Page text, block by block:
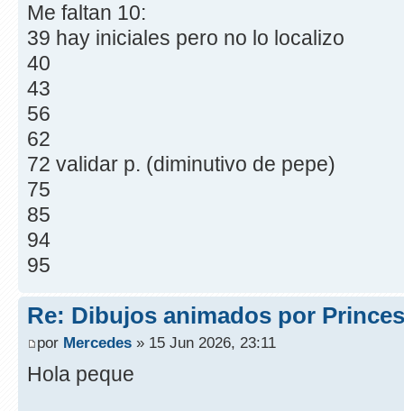
Me faltan 10:
39 hay iniciales pero no lo localizo
40
43
56
62
72 validar p. (diminutivo de pepe)
75
85
94
95
Re: Dibujos animados por
por Mercedes » 15 Jun 2026, 23:11
Hola peque